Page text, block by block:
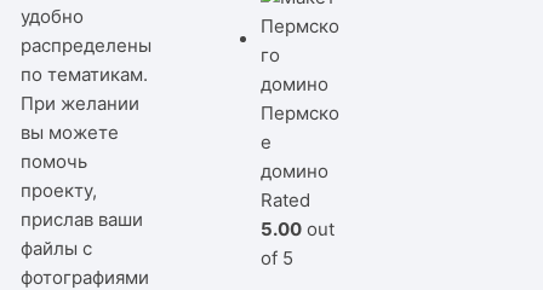
удобно
распределены
по тематикам.
При желании
вы можете
помочь
проекту,
прислав ваши
файлы с
фотографиями
Пермско
е
домино
Rated
5.00 out
of 5